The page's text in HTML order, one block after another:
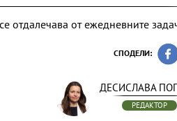
отдалечава от ежедневните
СПОДЕЛИ:
ДЕСИСЛАВА
РЕДАКТОР